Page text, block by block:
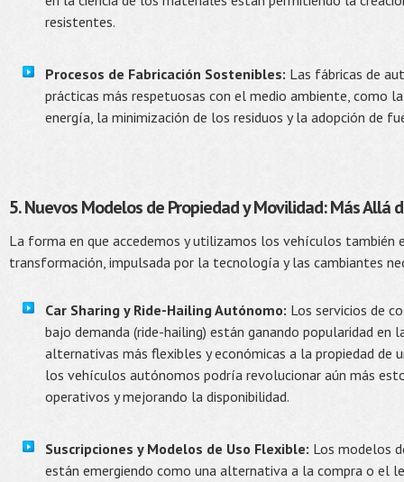
resistentes.
Procesos de Fabricación Sostenibles: Las fábricas de
prácticas más respetuosas con el medio ambiente, como
energía, la minimización de los residuos y la adopción de
5. Nuevos Modelos de Propiedad y Movilidad: Más Allá
La forma en que accedemos y utilizamos los vehículos también
transformación, impulsada por la tecnología y las cambiantes
Car Sharing y Ride-Hailing Autónomo: Los servicios de
bajo demanda (ride-hailing) están ganando popularidad en
alternativas más flexibles y económicas a la propiedad de
los vehículos autónomos podría revolucionar aún más
operativos y mejorando la disponibilidad.
Suscripciones y Modelos de Uso Flexible: Los modelos
están emergiendo como una alternativa a la compra o el